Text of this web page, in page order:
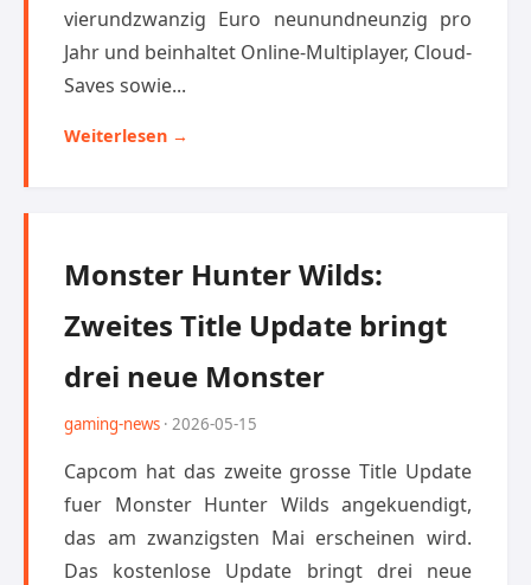
vierundzwanzig Euro neunundneunzig pro
Jahr und beinhaltet Online-Multiplayer, Cloud-
Saves sowie...
Weiterlesen →
Monster Hunter Wilds:
Zweites Title Update bringt
drei neue Monster
gaming-news · 2026-05-15
Capcom hat das zweite grosse Title Update
fuer Monster Hunter Wilds angekuendigt,
das am zwanzigsten Mai erscheinen wird.
Das kostenlose Update bringt drei neue